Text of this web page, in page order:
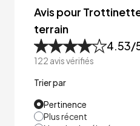
Avis pour
terrain
4.53/
122 avis vérifiés
Trier par
Pertinence
Plus récent